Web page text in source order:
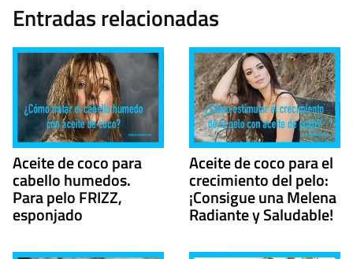
Entradas relacionadas
Aceite de coco para
cabello humedos.
Para pelo FRIZZ,
esponjado
Aceite de coco para el
crecimiento del pelo:
¡Consigue una Melena
Radiante y Saludable!